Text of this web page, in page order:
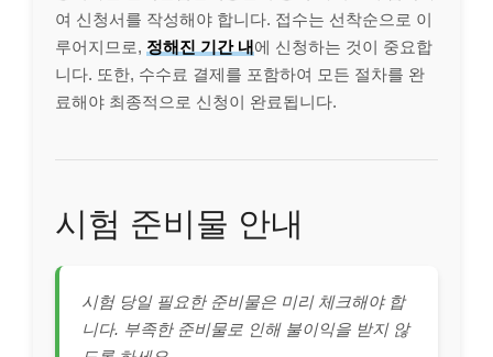
여 신청서를 작성해야 합니다. 접수는 선착순으로 이
루어지므로, 정해진 기간 내에 신청하는 것이 중요합
니다. 또한, 수수료 결제를 포함하여 모든 절차를 완
료해야 최종적으로 신청이 완료됩니다.
시험 준비물 안내
시험 당일 필요한 준비물은 미리 체크해야 합
니다. 부족한 준비물로 인해 불이익을 받지 않